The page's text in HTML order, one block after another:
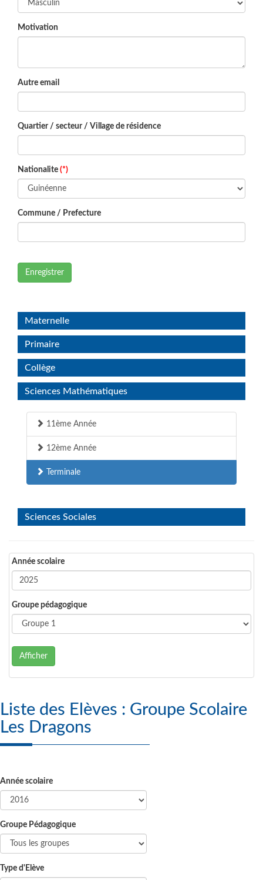
Motivation
Autre email
Quartier / secteur / Village de résidence
Nationalite (*)
Commune / Prefecture
Enregistrer
Maternelle
Primaire
Collège
Sciences Mathématiques
11ème Année
12ème Année
Terminale
Sciences Sociales
Année scolaire
Groupe pédagogique
Afficher
Liste des Elèves : Groupe Scolaire
Les Dragons
Année scolaire
Groupe Pédagogique
Type d'Elève